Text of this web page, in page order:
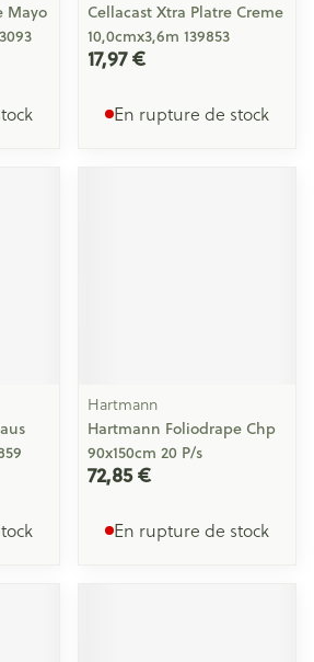
Mayo
Cellacast Xtra Platre Creme
10,0cmx3,6m 139853
17,97 €
En rupture de stock
Hartmann
Hartmann Foliodrape Chp
90x150cm 20 P/s
72,85 €
En rupture de stock